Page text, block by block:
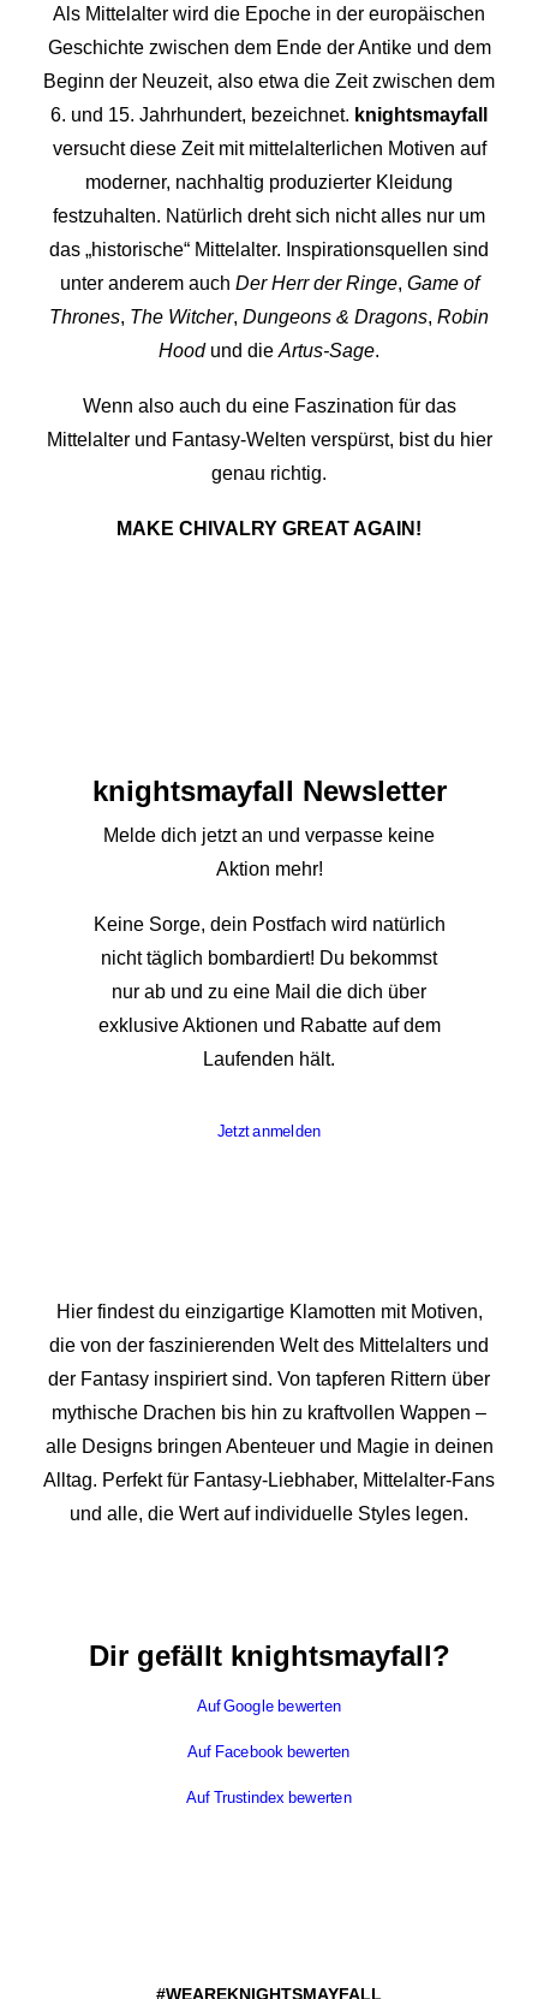
Als Mittelalter wird die Epoche in der europäischen
Geschichte zwischen dem Ende der Antike und dem
Beginn der Neuzeit, also etwa die Zeit zwischen dem
6. und 15. Jahrhundert, bezeichnet. knightsmayfall
versucht diese Zeit mit mittelalterlichen Motiven auf
moderner, nachhaltig produzierter Kleidung
festzuhalten. Natürlich dreht sich nicht alles nur um
das „historische“ Mittelalter. Inspirationsquellen sind
unter anderem auch Der Herr der Ringe, Game of
Thrones, The Witcher, Dungeons & Dragons, Robin
Hoodund die Artus-Sage.
Wenn also auch du eine Faszination für das
Mittelalter und Fantasy-Welten verspürst, bist du hier
genau richtig.
MAKE CHIVALRY GREAT AGAIN!
knights­mayfall Newsletter
Melde dich jetzt an und verpasse keine
Aktion mehr!
Keine Sorge, dein Postfach wird natürlich
nicht täglich bombardiert! Du bekommst
nur ab und zu eine Mail die dich über
exklusive Aktionen und Rabatte auf dem
Laufenden hält.
Jetzt anmelden
Hier findest du einzigartige Klamotten mit Motiven,
die von der faszinierenden Welt des Mittelalters und
der Fantasy inspiriert sind. Von tapferen Rittern über
mythische Drachen bis hin zu kraftvollen Wappen –
alle Designs bringen Abenteuer und Magie in deinen
Alltag. Perfekt für Fantasy-Liebhaber, Mittelalter-Fans
und alle, die Wert auf individuelle Styles legen.
Dir gefällt knightsmayfall?
Auf Google bewerten
Auf Facebook bewerten
Auf Trustindex bewerten
#WEAREKNIGHTSMAYFALL